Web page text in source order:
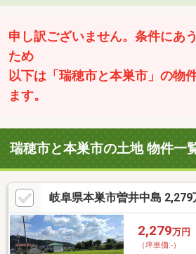
申し訳ございません。条件にあ
ため
以下は「瑞穂市と本巣市」の物
ます。
瑞穂市と本巣市の土地 物件一
岐阜県本巣市曽井中島 2,279
2,279万円
（坪単価:-）